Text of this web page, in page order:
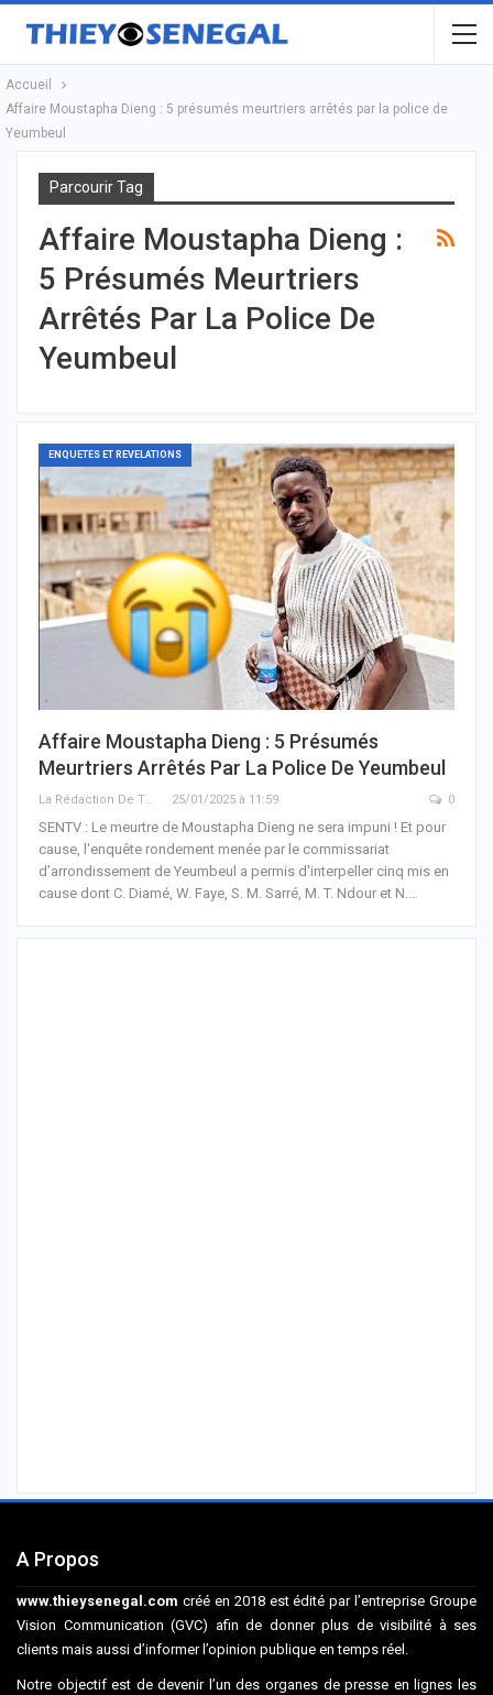
Accueil
Affaire Moustapha Dieng : 5 présumés meurtriers arrêtés par la police de
Yeumbeul
Parcourir Tag
Affaire Moustapha Dieng :
5 Présumés Meurtriers
Arrêtés Par La Police De
Yeumbeul
ENQUETES ET REVELATIONS
Affaire Moustapha Dieng : 5 Présumés
Meurtriers Arrêtés Par La Police De Yeumbeul
25/01/2025 à 11:59 0
SENTV : Le meurtre de Moustapha Dieng ne sera impuni ! Et pour
cause, l'enquête rondement menée par le commissariat
d’arrondissement de Yeumbeul a permis d'interpeller cinq mis en
cause dont C. Diamé, W. Faye, S. M. Sarré, M. T. Ndour et N.…
A Propos
www.thieysenegal.com créé en 2018 est édité par l’entreprise Groupe
Vision Communication (GVC) afin de donner plus de visibilité à ses
clients mais aussi d’informer l’opinion publique en temps réel.
Notre objectif est de devenir l’un des organes de presse en lignes les